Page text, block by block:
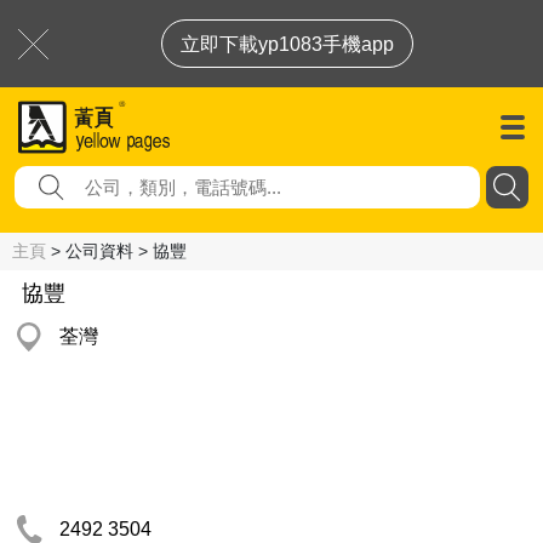
立即下載yp1083手機app
主頁 > 公司資料 > 協豐
協豐
荃灣
2492 3504